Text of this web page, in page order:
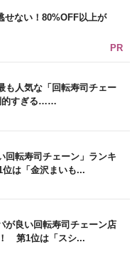
せない！80%OFF以上が
PR
も人気な「回転寿司チェー
的すぎる……
回転寿司チェーン」ランキ
は「金沢まいも...
が良い回転寿司チェーン店
第1位は「スシ...